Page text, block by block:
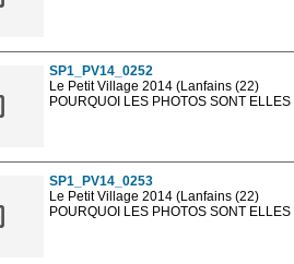
SP1_PV14_0252
Le Petit Village 2014 (Lanfains (22)
POURQUOI LES PHOTOS SONT
SP1_PV14_0253
Le Petit Village 2014 (Lanfains (22)
POURQUOI LES PHOTOS SONT